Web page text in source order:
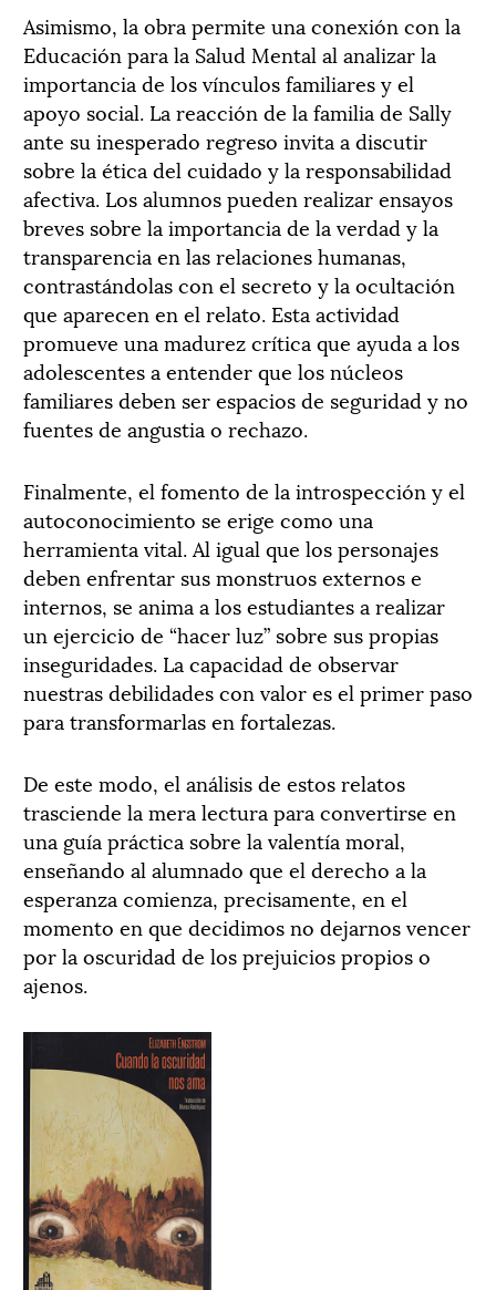
Asimismo, la obra permite una conexión con la
Educación para la Salud Mental al analizar la
importancia de los vínculos familiares y el
apoyo social. La reacción de la familia de Sally
ante su inesperado regreso invita a discutir
sobre la ética del cuidado y la responsabilidad
afectiva. Los alumnos pueden realizar ensayos
breves sobre la importancia de la verdad y la
transparencia en las relaciones humanas,
contrastándolas con el secreto y la ocultación
que aparecen en el relato. Esta actividad
promueve una madurez crítica que ayuda a los
adolescentes a entender que los núcleos
familiares deben ser espacios de seguridad y no
fuentes de angustia o rechazo.
Finalmente, el fomento de la introspección y el
autoconocimiento se erige como una
herramienta vital. Al igual que los personajes
deben enfrentar sus monstruos externos e
internos, se anima a los estudiantes a realizar
un ejercicio de “hacer luz” sobre sus propias
inseguridades. La capacidad de observar
nuestras debilidades con valor es el primer paso
para transformarlas en fortalezas.
De este modo, el análisis de estos relatos
trasciende la mera lectura para convertirse en
una guía práctica sobre la valentía moral,
enseñando al alumnado que el derecho a la
esperanza comienza, precisamente, en el
momento en que decidimos no dejarnos vencer
por la oscuridad de los prejuicios propios o
ajenos.